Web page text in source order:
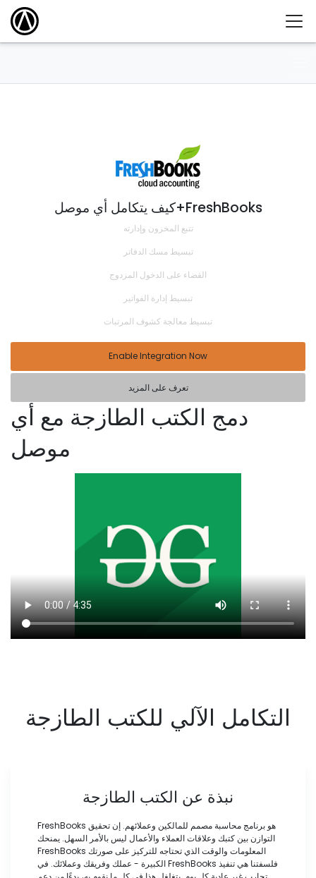
كيف يتكامل أي موصل+FreshBooks
تتبع المخزون وإدارته
تبسيط مسك الدفاتر
القضاء على الدخول المزدوج
تبسيط إدارة الفواتير
تبسيط معالجة كشوف المرتبات
Enable Integration Now
تعرف على المزيد
دمج الكتب الطازجة مع أي
موصل
التكامل الآلي للكتب الطازجة
نبذة عن الكتب الطازجة
FreshBooks هو برنامج محاسبة مصمم للمالكين وعملائهم. إن تحقيق
التوازن بين كتبك وعلاقات العملاء والأعمال ليس بالأمر السهل. يمنحك
FreshBooks المعلومات والوقت الذي تحتاجه للتركيز على صورتك
الكبيرة - عملك وفريقك وعملائك. في FreshBooks فلسفتنا هي تنفيذ